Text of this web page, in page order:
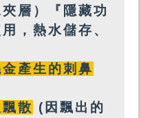
層）『隱藏功
， 熱水儲存、
產生的刺鼻
散 (因飄出的